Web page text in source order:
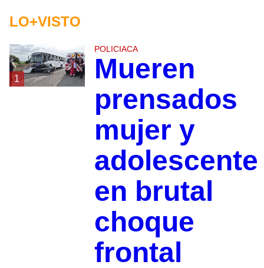
LO+VISTO
1
POLICIACA
Mueren
prensados
mujer y
adolescente
en brutal
choque
frontal